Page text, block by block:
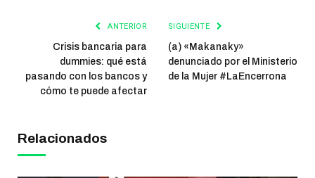
ANTERIOR
Crisis bancaria para
dummies: qué está
pasando con los bancos y
cómo te puede afectar
SIGUIENTE
(a) «Makanaky»
denunciado por el Ministerio
de la Mujer #LaEncerrona
Relacionados